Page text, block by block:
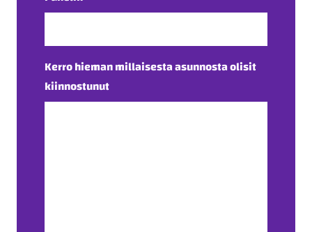
Kerro hieman millaisesta asunnosta olisit
kiinnostunut